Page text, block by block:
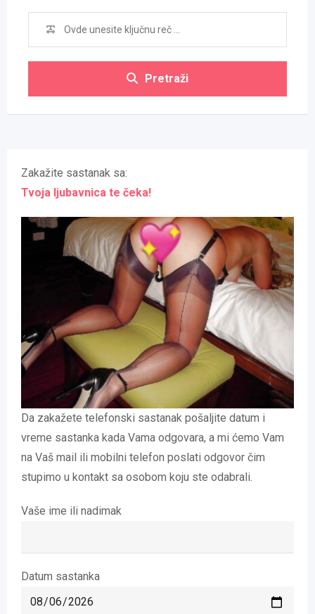
Pretraži
Zakažite sastanak sa:
Tvoja ljubavnica te čeka!
Da zakažete telefonski sastanak pošaljite datum i
vreme sastanka kada Vama odgovara, a mi ćemo Vam
na Vaš mail ili mobilni telefon poslati odgovor čim
stupimo u kontakt sa osobom koju ste odabrali.
Vaše ime ili nadimak
Datum sastanka